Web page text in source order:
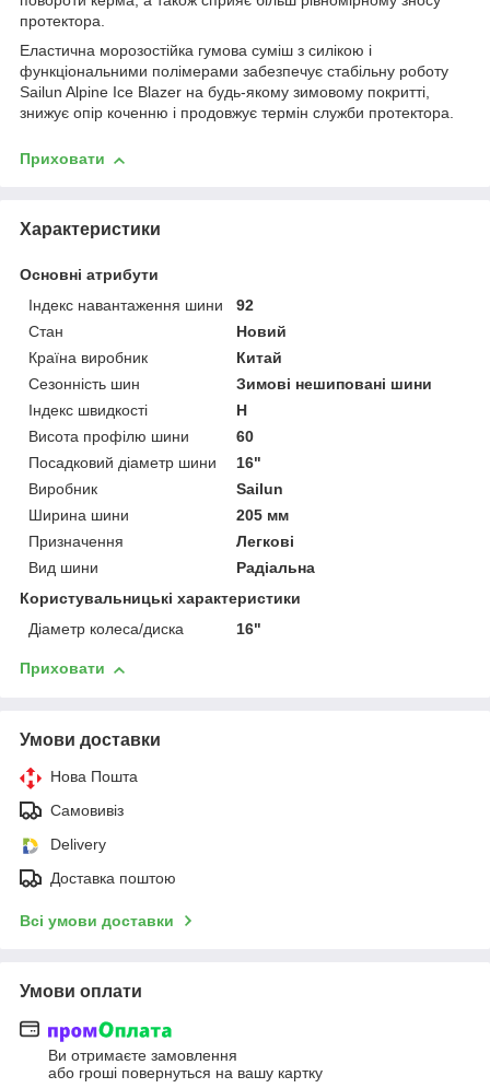
протектора.
Еластична морозостійка гумова суміш з силікою і
функціональними полімерами забезпечує стабільну роботу
Sailun Alpine Ice Blazer на будь-якому зимовому покритті,
знижує опір коченню і продовжує термін служби протектора.
Приховати
Характеристики
Основні атрибути
Індекс навантаження шини
92
Стан
Новий
Країна виробник
Китай
Сезонність шин
Зимові нешиповані шини
Індекс швидкості
H
Висота профілю шини
60
Посадковий діаметр шини
16"
Виробник
Sailun
Ширина шини
205 мм
Призначення
Легкові
Вид шини
Радіальна
Користувальницькі характеристики
Діаметр колеса/диска
16"
Приховати
Умови доставки
Нова Пошта
Самовивіз
Delivery
Доставка поштою
Всі умови доставки
Умови оплати
Ви отримаєте замовлення
або гроші повернуться на вашу картку